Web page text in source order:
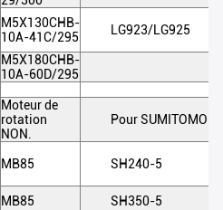
M5X130CHB-
10A-41C/295
LG923/LG925
M5X180CHB-
10A-60D/295
Moteur de
rotation
NON.
Pour SUMITOMO
MB85 SH240-5
MB85 SH350-5